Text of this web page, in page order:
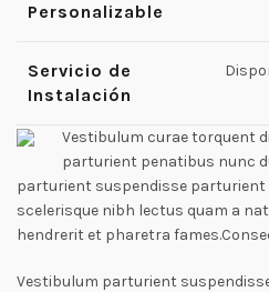
Personalizable
Servicio de
Instalación
Vestibulum curae torquent
parturient penatibus nunc
parturient suspendisse
scelerisque nibh lectus quam a
hendrerit et pharetra
Vestibulum parturient